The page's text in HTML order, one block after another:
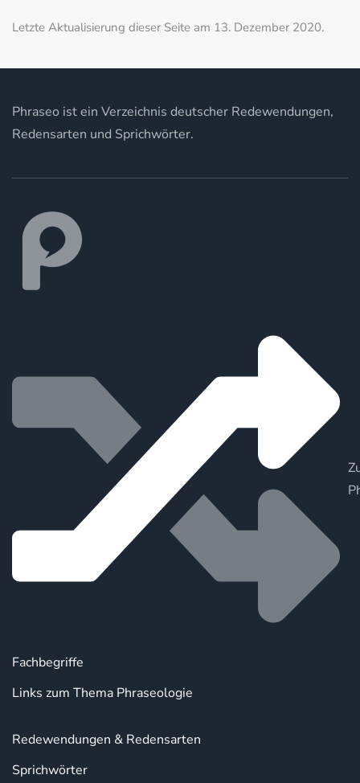
Letzte Aktualisierung dieser Seite am 13. Dezember 2020.
Phraseo ist ein Verzeichnis deutscher Redewendungen,
Redensarten und Sprichwörter.
Fachbegriffe
Links zum Thema Phraseologie
Redewendungen & Redensarten
Sprichwörter